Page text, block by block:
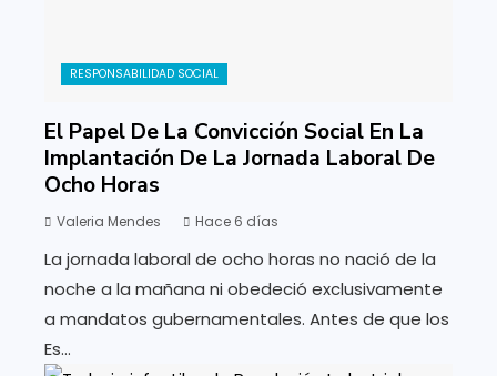
RESPONSABILIDAD SOCIAL
El Papel De La Convicción Social En La
Implantación De La Jornada Laboral De
Ocho Horas
Valeria Mendes Hace 6 días
La jornada laboral de ocho horas no nació de la
noche a la mañana ni obedeció exclusivamente
a mandatos gubernamentales. Antes de que los
Es...